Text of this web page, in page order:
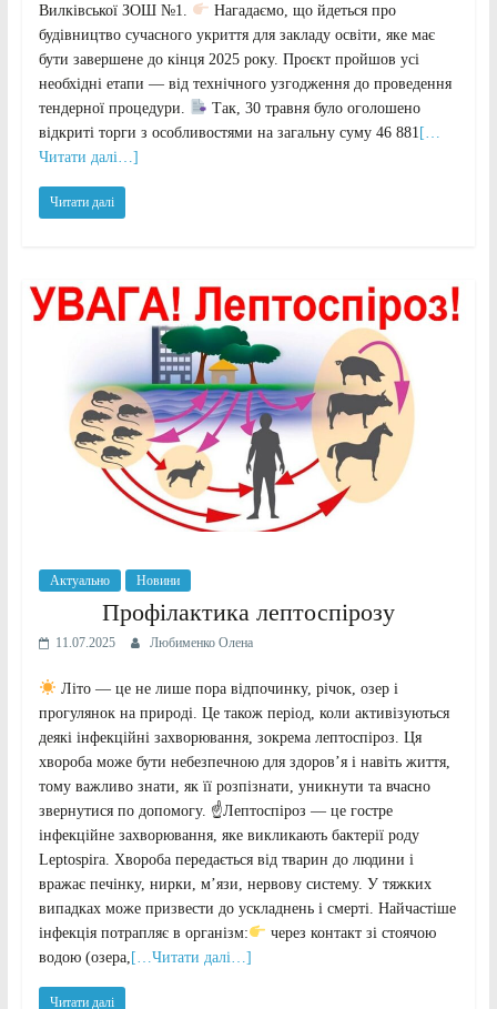
Вилківської ЗОШ №1.
Нагадаємо, що йдеться про
будівництво сучасного укриття для закладу освіти, яке має
бути завершене до кінця 2025 року. Проєкт пройшов усі
необхідні етапи — від технічного узгодження до проведення
тендерної процедури.
Так, 30 травня було оголошено
відкриті торги з особливостями на загальну суму 46 881 […
Читати далі…]
Читати далі
Актуально Новини
Профілактика лептоспірозу
11.07.2025 Любименко Олена
Літо — це не лише пора відпочинку, річок, озер і
прогулянок на природі. Це також період, коли активізуються
деякі інфекційні захворювання, зокрема лептоспіроз. Ця
хвороба може бути небезпечною для здоров’я і навіть життя,
тому важливо знати, як її розпізнати, уникнути та вчасно
звернутися по допомогу. ☝Лептоспіроз — це гостре
інфекційне захворювання, яке викликають бактерії роду
Leptospira. Хвороба передається від тварин до людини і
вражає печінку, нирки, м’язи, нервову систему. У тяжких
випадках може призвести до ускладнень і смерті. Найчастіше
інфекція потрапляє в організм:
через контакт зі стоячою
водою (озера, […Читати далі…]
Читати далі